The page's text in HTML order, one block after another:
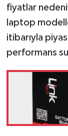
fiyatlar
laptop
itibarıyla
performans